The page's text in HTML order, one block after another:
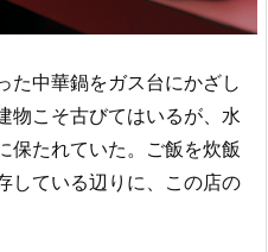
た中華鍋をガス台にかざし
物こそ古びてはいるが、水
保たれていた。ご飯を炊飯
している辺りに、この店の